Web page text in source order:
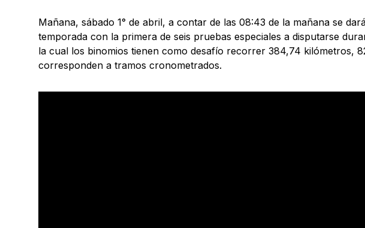
Mañana, sábado 1° de abril, a contar de las 08:43 de la mañana se
temporada con la primera de seis pruebas especiales a disputarse
la cual los binomios tienen como desafío recorrer 384,74 kilómetros,
corresponden a tramos cronometrados.